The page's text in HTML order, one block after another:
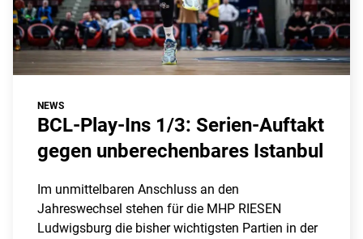
NEWS
BCL-Play-Ins 1/3: Serien-Auftakt
gegen unberechenbares Istanbul
Im unmittelbaren Anschluss an den
Jahreswechsel stehen für die MHP RIESEN
Ludwigsburg die bisher wichtigsten Partien in der